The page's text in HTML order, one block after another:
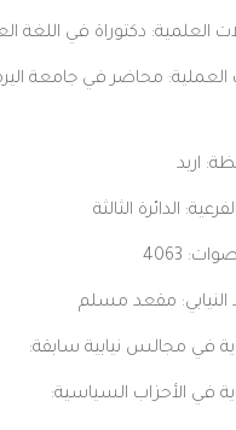
العلمية: دكتوراة في اللغة
العملية: محاضر في جامعة
اربد
الدائرة الثالثة
4063
النيابي: مقعد مسلم
في مجالس نيابية سابقة:
في الأحزاب السياسية: